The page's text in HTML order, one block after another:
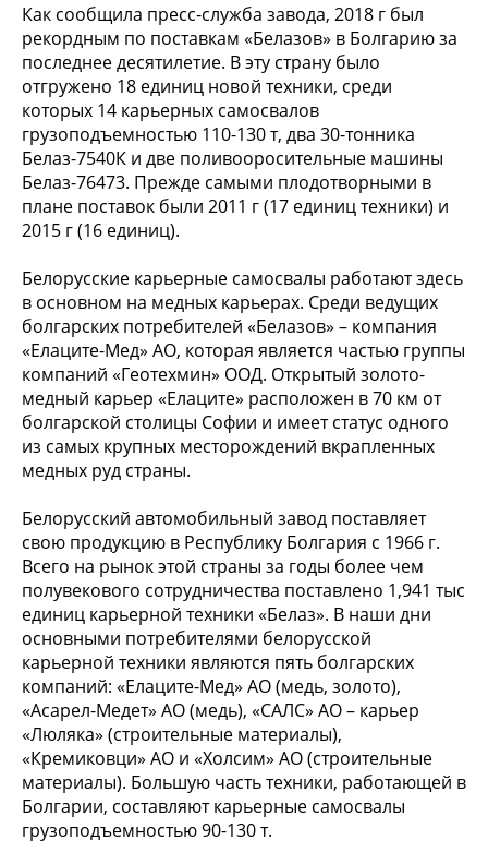
Как сообщила пресс-служба завода, 2018 г был
рекордным по поставкам «Белазов» в Болгарию за
последнее десятилетие. В эту страну было
отгружено 18 единиц новой техники, среди
которых 14 карьерных самосвалов
грузоподъемностью 110-130 т, два 30-тонника
Белаз-7540К и две поливооросительные машины
Белаз-76473. Прежде самыми плодотворными в
плане поставок были 2011 г (17 единиц техники) и
2015 г (16 единиц).
Белорусские карьерные самосвалы работают здесь
в основном на медных карьерах. Среди ведущих
болгарских потребителей «Белазов» – компания
«Елаците-Мед» АО, которая является частью группы
компаний «Геотехмин» ООД. Открытый золото-
медный карьер «Елаците» расположен в 70 км от
болгарской столицы Софии и имеет статус одного
из самых крупных месторождений вкрапленных
медных руд страны.
Белорусский автомобильный завод поставляет
свою продукцию в Республику Болгария с 1966 г.
Всего на рынок этой страны за годы более чем
полувекового сотрудничества поставлено 1,941 тыс
единиц карьерной техники «Белаз». В наши дни
основными потребителями белорусской
карьерной техники являются пять болгарских
компаний: «Елаците-Мед» АО (медь, золото),
«Асарел-Медет» АО (медь), «САЛС» АО – карьер
«Люляка» (строительные материалы),
«Кремиковци» АО и «Холсим» АО (строительные
материалы). Большую часть техники, работающей в
Болгарии, составляют карьерные самосвалы
грузоподъемностью 90-130 т.